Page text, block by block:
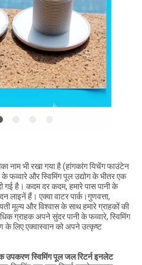
नाम भी रखा गया है (हांगकांग यिचेंग फाउंटेन
फव्वारे और स्विमिंग पूल उद्योग के भीतर एक
गई है। कदम दर कदम, हमारे पास पानी के
लाइनें हैं। एक्वा वाटर पार्क।गुणवत्ता,
मूल्य और विश्वास के साथ हमारे ग्राहकों की
ग्राहक अपने सुंदर पानी के फव्वारे, स्विमिंग
के लिए एक्वास्वान को अपने उत्कृष्ट
उपकरण स्विमिंग पूल जल रिटर्न इनलेट